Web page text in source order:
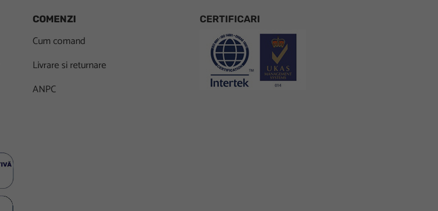
COMENZI
Cum comand
Livrare si returnare
ANPC
CERTIFICARI